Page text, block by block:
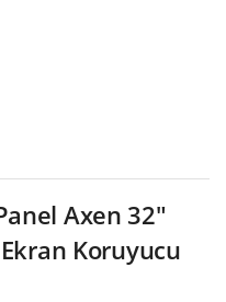
Axen 32″
Ekran Koruyucu